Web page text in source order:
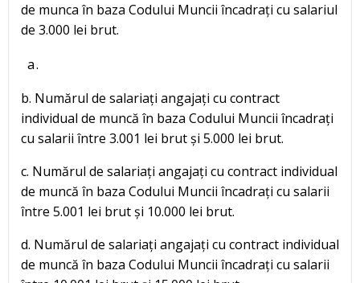
de munca în baza Codului Muncii încadrați cu salariul
de 3.000 lei brut.
b. Numărul de salariați angajați cu contract
individual de muncă în baza Codului Muncii încadrați
cu salarii între 3.001 lei brut și 5.000 lei brut.
c. Numărul de salariați angajați cu contract individual
de muncă în baza Codului Muncii încadrați cu salarii
între 5.001 lei brut și 10.000 lei brut.
d. Numărul de salariați angajați cu contract individual
de muncă în baza Codului Muncii încadrați cu salarii